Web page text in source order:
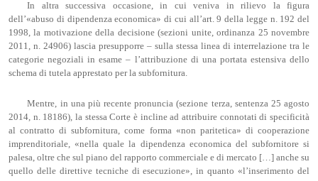
In altra successiva occasione, in cui veniva in rilievo la figura
dell’«abuso di dipendenza economica» di cui all’art. 9 della legge n. 192 del
1998, la motivazione della decisione (sezioni unite, ordinanza 25 novembre
2011, n. 24906) lascia presupporre – sulla stessa linea di interrelazione tra le
categorie negoziali in esame – l’attribuzione di una portata estensiva dello
schema di tutela apprestato per la subfornitura.
Mentre, in una più recente pronuncia (sezione terza, sentenza 25 agosto
2014, n. 18186), la stessa Corte è incline ad attribuire connotati di specificità
al contratto di subfornitura, come forma «non paritetica» di cooperazione
imprenditoriale, «nella quale la dipendenza economica del subfornitore si
palesa, oltre che sul piano del rapporto commerciale e di mercato […] anche su
quello delle direttive tecniche di esecuzione», in quanto «l’inserimento del